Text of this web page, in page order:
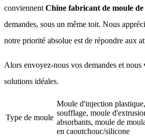
conviennent Chine fabricant de moule
demandes, sous un même toit. Nous
notre priorité absolue est de répondre aux
Alors envoyez-nous vos demandes et nous
solutions idéales.
Type de moule
Moule d'injection
soufflage, moule
absorbants, moule de
en caoutchouc/silicone